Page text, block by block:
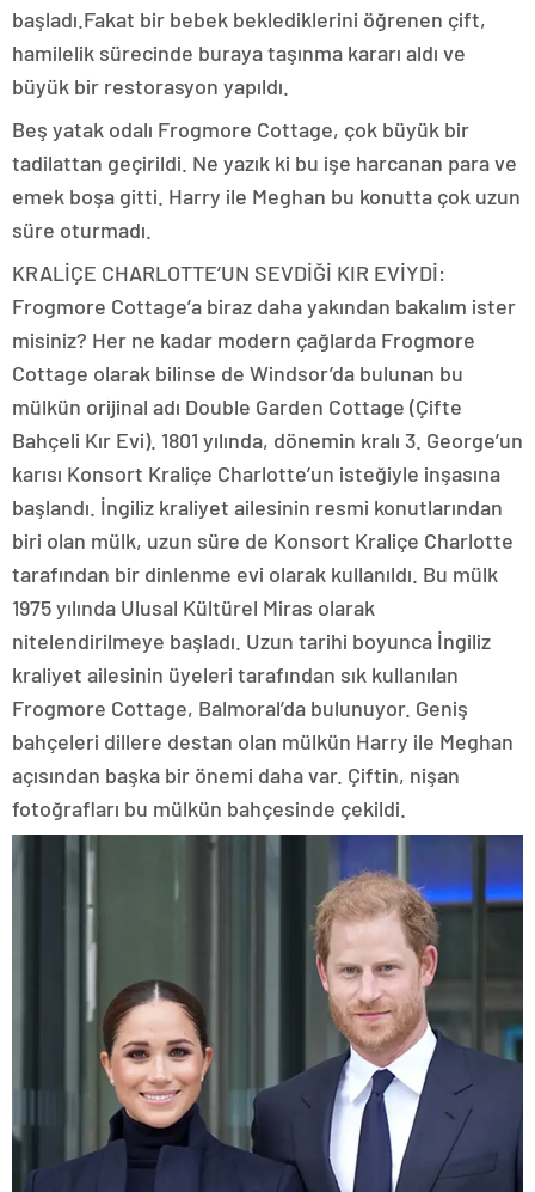
başladı.Fakat bir bebek beklediklerini öğrenen çift,
hamilelik sürecinde buraya taşınma kararı aldı ve
büyük bir restorasyon yapıldı.
Beş yatak odalı Frogmore Cottage, çok büyük bir
tadilattan geçirildi. Ne yazık ki bu işe harcanan para ve
emek boşa gitti. Harry ile Meghan bu konutta çok uzun
süre oturmadı.
KRALİÇE CHARLOTTE’UN SEVDİĞİ KIR EVİYDİ:
Frogmore Cottage’a biraz daha yakından bakalım ister
misiniz? Her ne kadar modern çağlarda Frogmore
Cottage olarak bilinse de Windsor’da bulunan bu
mülkün orijinal adı Double Garden Cottage (Çifte
Bahçeli Kır Evi). 1801 yılında, dönemin kralı 3. George’un
karısı Konsort Kraliçe Charlotte’un isteğiyle inşasına
başlandı. İngiliz kraliyet ailesinin resmi konutlarından
biri olan mülk, uzun süre de Konsort Kraliçe Charlotte
tarafından bir dinlenme evi olarak kullanıldı. Bu mülk
1975 yılında Ulusal Kültürel Miras olarak
nitelendirilmeye başladı. Uzun tarihi boyunca İngiliz
kraliyet ailesinin üyeleri tarafından sık kullanılan
Frogmore Cottage, Balmoral’da bulunuyor. Geniş
bahçeleri dillere destan olan mülkün Harry ile Meghan
açısından başka bir önemi daha var. Çiftin, nişan
fotoğrafları bu mülkün bahçesinde çekildi.